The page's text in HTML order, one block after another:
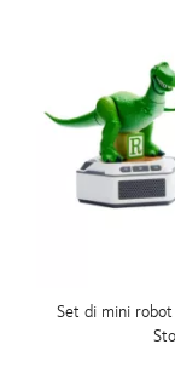
Set di mini robot